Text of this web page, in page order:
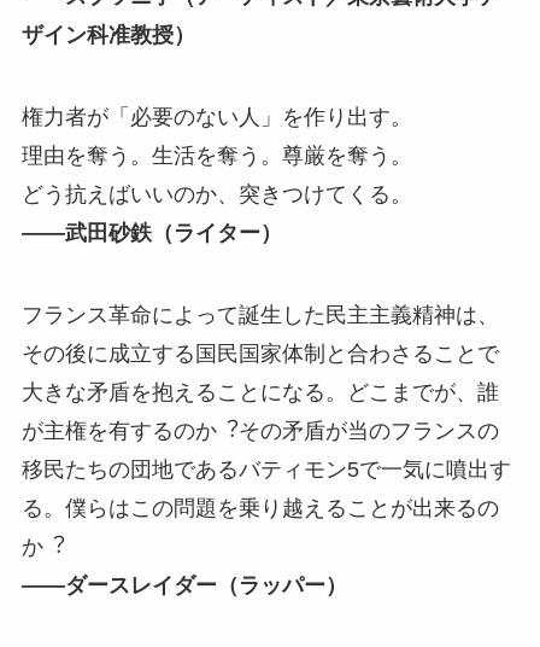
ザイン科准教授）
権⼒者が「必要のない⼈」を作り出す。
理由を奪う。⽣活を奪う。尊厳を奪う。
どう抗えばいいのか、突きつけてくる。
――武⽥砂鉄（ライター）
フランス⾰命によって誕⽣した⺠主主義精神は、
その後に成⽴する国⺠国家体制と合わさることで
⼤きな⽭盾を抱えることになる。どこまでが、誰
が主権を有するのか︖その⽭盾が当のフランスの
移⺠たちの団地であるバティモン5で⼀気に噴出す
る。僕らはこの問題を乗り越えることが出来るの
か︖
――ダースレイダー（ラッパー）